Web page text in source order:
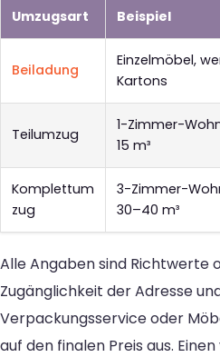
Umzugsart Beispiel
Beiladung
Einzelmöbel,
Kartons
Teilumzug
1-Zimmer-
15 m³
Komplettum
zug
3-Zimmer-
30–40 m³
Alle Angaben sind Richtwerte
Zugänglichkeit der Adresse
Verpackungsservice oder
auf den finalen Preis aus.